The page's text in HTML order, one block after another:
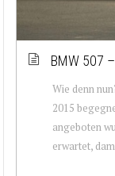
BMW 507
Wie denn
2015
angeboten
erwartet,